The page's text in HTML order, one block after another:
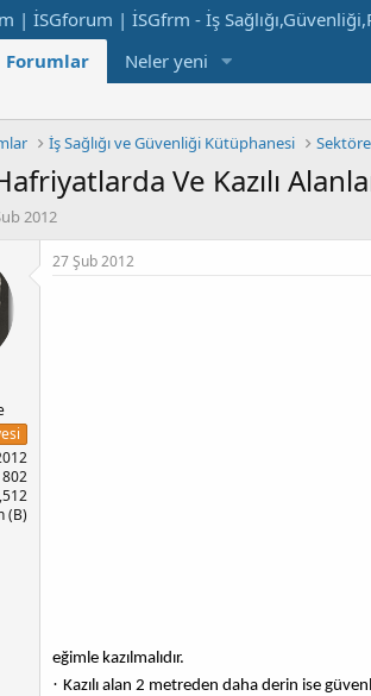
Forumlar Neler yeni
İş Sağlığı ve Güvenliği Kütüphanesi
Ve Kazılı
2012
802
(B)
27 Şub 2012
eğimle kazılmalıdır.
· Kazılı alan 2 metreden daha derin ise